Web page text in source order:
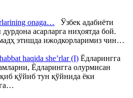
onaga… Ўзбек адабиёти
асарларга ниҳоятда бой.
этишда ижодкорларимиз чин…
haqida she’rlar (I) Ёдларингга
Ёдларингга олурмисан
қўйиб тун қўйнида ёки